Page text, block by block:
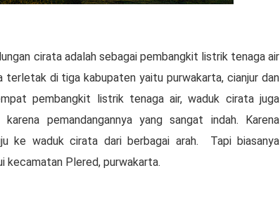
cirata adalah sebagai pembangkit listrik tenaga air
terletak di tiga kabupaten yaitu purwakarta, cianjur dan
pembangkit listrik tenaga air, waduk cirata juga
pemandangannya yang sangat indah. Karena
ke waduk cirata dari berbagai arah. Tapi biasanya
kecamatan Plered, purwakarta.